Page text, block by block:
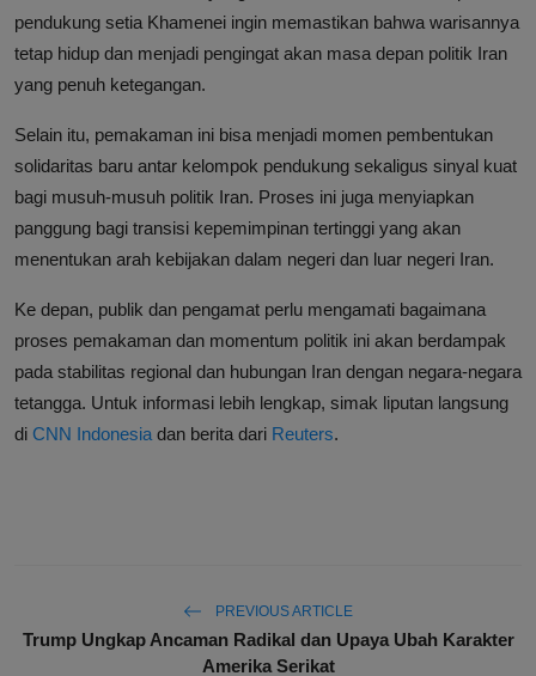
pendukung setia Khamenei ingin memastikan bahwa warisannya
tetap hidup dan menjadi pengingat akan masa depan politik Iran
yang penuh ketegangan.
Selain itu, pemakaman ini bisa menjadi momen pembentukan
solidaritas baru antar kelompok pendukung sekaligus sinyal kuat
bagi musuh-musuh politik Iran. Proses ini juga menyiapkan
panggung bagi transisi kepemimpinan tertinggi yang akan
menentukan arah kebijakan dalam negeri dan luar negeri Iran.
Ke depan, publik dan pengamat perlu mengamati bagaimana
proses pemakaman dan momentum politik ini akan berdampak
pada stabilitas regional dan hubungan Iran dengan negara-negara
tetangga. Untuk informasi lebih lengkap, simak liputan langsung
di CNN Indonesia dan berita dari Reuters.
PREVIOUS ARTICLE
Trump Ungkap Ancaman Radikal dan Upaya Ubah Karakter
Amerika Serikat